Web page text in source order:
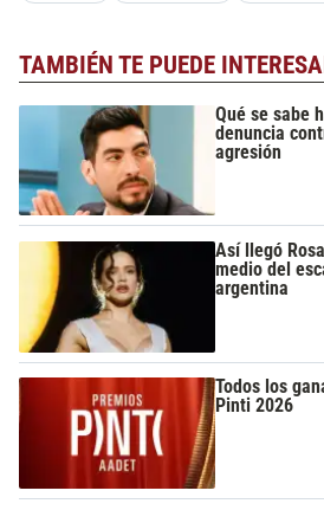
TAMBIÉN TE PUEDE
Qué se sabe
denuncia
agresión
Así llegó
medio del
argentina
Todos los
Pinti 2026